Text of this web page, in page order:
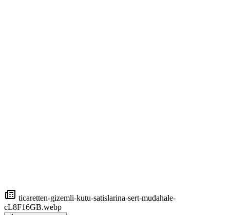
ticaretten-gizemli-kutu-satislarina-sert-mudahale-
cL8F16GB.webp